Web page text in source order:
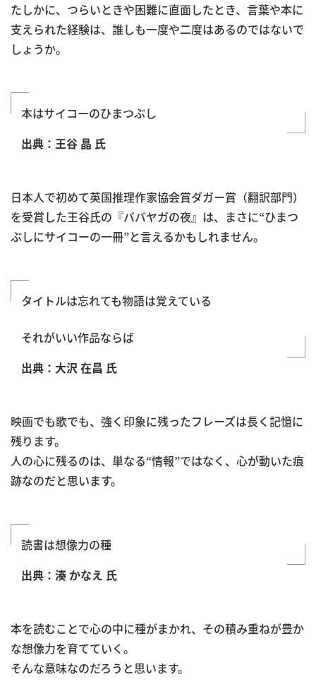
たしかに、つらいときや困難に直面したとき、言葉や本に
支えられた経験は、誰しも一度や二度はあるのではないで
しょうか。
本はサイコーのひまつぶし
出典：王谷 晶 氏
日本人で初めて英国推理作家協会賞ダガー賞（翻訳部門）
を受賞した王谷氏の『ババヤガの夜』は、まさに“ひまつ
ぶしにサイコーの一冊”と言えるかもしれません。
タイトルは忘れても物語は覚えている
それがいい作品ならば
出典：大沢 在昌 氏
映画でも歌でも、強く印象に残ったフレーズは長く記憶に
残ります。
人の心に残るのは、単なる“情報”ではなく、心が動いた痕
跡なのだと思います。
読書は想像力の種
出典：湊 かなえ 氏
本を読むことで心の中に種がまかれ、その積み重ねが豊か
な想像力を育てていく。
そんな意味なのだろうと思います。